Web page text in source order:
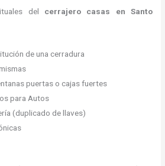
del cerrajero casas en Santo
de una cerradura
puertas o cajas fuertes
para Autos
(duplicado de llaves)